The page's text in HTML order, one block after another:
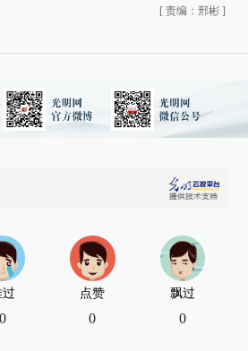
[ 责编：邢彬 ]
过
0
点赞
0
飘过
0